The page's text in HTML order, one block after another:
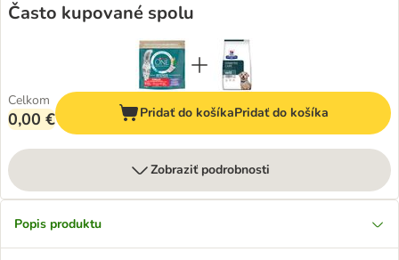
Často kupované spolu
Celkom
0,00 € Pridať do košíkaPridať do košíka
Zobraziť podrobnosti
Popis produktu